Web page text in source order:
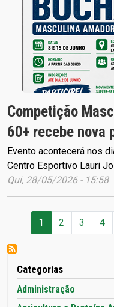
Competição
60+ recebe nova
Evento acontecerá nos
Centro Esportivo Lauri
Qui, 28/05/2026 - 15:58
Paginação
1 2 3 4
Categorias
Administração